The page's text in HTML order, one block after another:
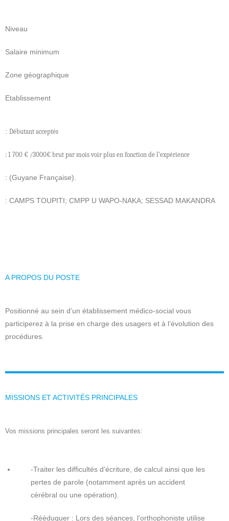
Niveau
Salaire minimum
Zone géographique
Etablissement
: Débutant acceptés
: 1 700 € /3000€ brut par mois voir plus en fonction de l’expérience
: (Guyane Française).
: CAMPS TOUPITI; CMPP U WAPO-NAKA; SESSAD MAKANDRA
A PROPOS DU POSTE
Positionné au sein d’un établissement médico-social vous
participerez à la prise en charge des usagers et à l’évolution des
procédures.
MISSIONS ET ACTIVITÉS PRINCIPALES
Vos missions principales seront les suivantes:
-Traiter les difficultés d’écriture, de calcul ainsi que les
pertes de parole (notamment après un accident
cérébral ou une opération).
-Rééduquer : Lors des séances, l’orthophoniste utilise